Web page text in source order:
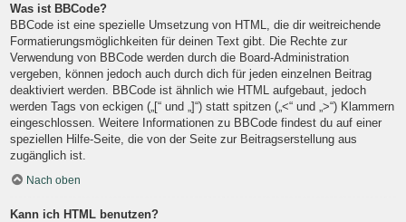
Was ist BBCode?
BBCode ist eine spezielle Umsetzung von HTML, die dir weitreichende
Formatierungsmöglichkeiten für deinen Text gibt. Die Rechte zur
Verwendung von BBCode werden durch die Board-Administration
vergeben, können jedoch auch durch dich für jeden einzelnen Beitrag
deaktiviert werden. BBCode ist ähnlich wie HTML aufgebaut, jedoch
werden Tags von eckigen („[“ und „]“) statt spitzen („<“ und „>“) Klammern
eingeschlossen. Weitere Informationen zu BBCode findest du auf einer
speziellen Hilfe-Seite, die von der Seite zur Beitragserstellung aus
zugänglich ist.
Nach oben
Kann ich HTML benutzen?